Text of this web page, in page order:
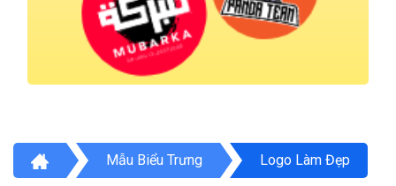
Mẫu Biểu Trưng Logo Làm Đẹp